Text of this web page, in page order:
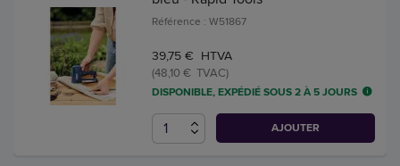
Référence : W51867
39,75 € HTVA
(48,10 € TVAC)
DISPONIBLE, EXPÉDIÉ SOUS 2 À 5 JOURS
AJOUTER